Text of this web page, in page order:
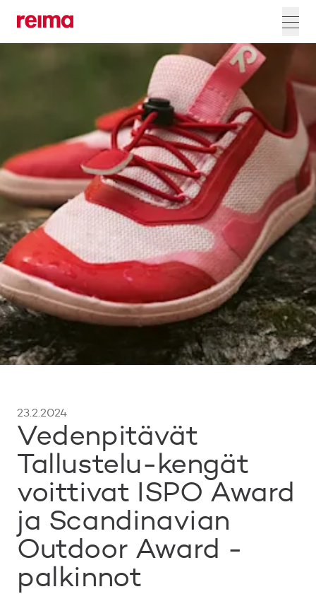
23.2.2024
Vedenpitävät
Tallustelu-kengät
voittivat ISPO Award
ja Scandinavian
Outdoor Award -
palkinnot